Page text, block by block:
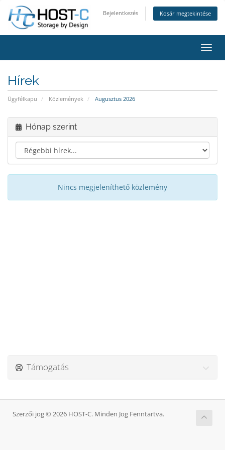
Bejelentkezés Kosár megtekintése
Hírek
Ügyfélkapu Közlemények Augusztus 2026
Hónap szerint
Nincs megjeleníthető közlemény
Támogatás
Szerzői jog © 2026 HOST-C. Minden Jog Fenntartva.